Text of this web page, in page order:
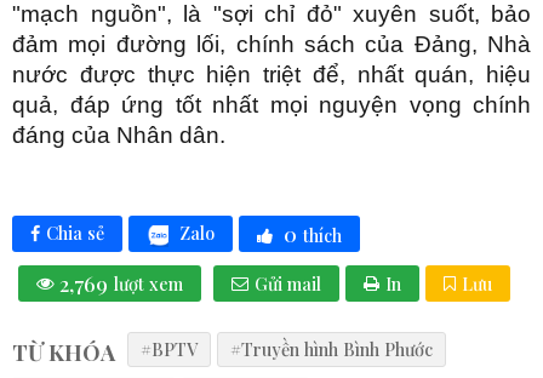
"mạch nguồn", là "sợi chỉ đỏ" xuyên suốt, bảo
đảm mọi đường lối, chính sách của Đảng, Nhà
nước được thực hiện triệt để, nhất quán, hiệu
quả, đáp ứng tốt nhất mọi nguyện vọng chính
đáng của Nhân dân.
Chia sẻ Zalo 0 thích
2,769 lượt xem Gửi mail In Lưu
TỪ KHÓA #BPTV
#Truyền hình Bình Phước